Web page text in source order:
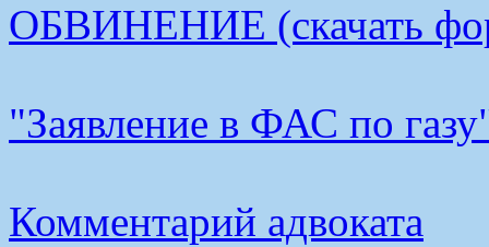
ОБВИНЕНИЕ (скачать
"Заявление в ФАС по
Комментарий адвоката